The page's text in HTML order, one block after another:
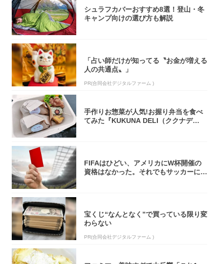
シュラフカバーおすすめ8選！登山・冬
キャンプ向けの選び方も解説
「占い師だけが知ってる〝お金が増える
人の共通点〟」
PR(合同会社デジタルファーム )
手作りお惣菜が人気!お握り弁当を食べ
てみた『KUKUNA DELI（ククナデ
FIFAはひどい、アメリカにW杯開催の
資格はなかった。それでもサッカーには
宝くじ“なんとなく”で買っている限り変
わらない
PR(合同会社デジタルファーム )